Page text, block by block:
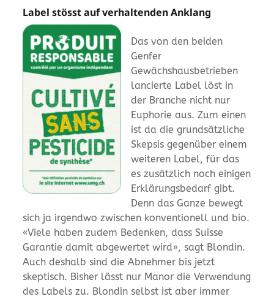
Label stösst auf verhaltenden Anklang
Das von den beiden
Genfer
Gewächshausbetrieben
lancierte Label löst in
der Branche nicht nur
Euphorie aus. Zum einen
ist da die grundsätzliche
Skepsis gegenüber einem
weiteren Label, für das
es zusätzlich noch einigen
Erklärungsbedarf gibt.
Denn das Ganze bewegt
sich ja irgendwo zwischen konventionell und bio.
«Viele haben zudem Bedenken, dass Suisse
Garantie damit abgewertet wird», sagt Blondin.
Auch deshalb sind die Abnehmer bis jetzt
skeptisch. Bisher lässt nur Manor die Verwendung
des Labels zu. Blondin selbst ist aber immer